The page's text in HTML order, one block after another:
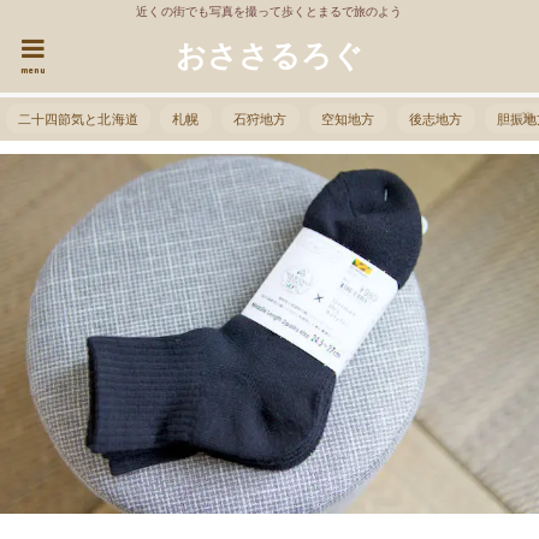
近くの街でも写真を撮って歩くとまるで旅のよう
おささるろぐ
menu
二十四節気と北海道 札幌 石狩地方 空知地方 後志地方 胆振